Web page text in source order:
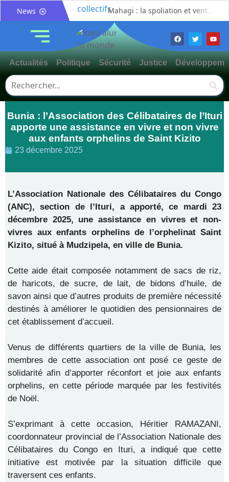
News
Mahagi : la spoliation et vente illicite des pâturages collectifs au cœur d’un débat sur les risques de conflits fonciers
Bunia : l’AIDAC-ASBL organise une prière d’action de grâce en l’honneur des finalistes musulmans admis à l’Examen d’État édition 2026
Bunia : des jeunes sensibilisés à la masculinité positive pour lutter contre les violences basées sur le genre
Ituri / Riposte contre Ebola : World Vision forme 50 leaders religieux à Bunia pour transformer la foi en actions contre Ebola
Djugu : l’ASADS et ALCAM sensibilisent près de 300 déplacés de Plaine Savo sur la protection des enfants et la cohésion sociale
Météo : une journée partiellement ensoleillée avec un risque d’orages ce vendredi à Bunia
Actualités Politique Sécurité Justice
Bunia : l’Association des Célibataires de l’Ituri
apporte une assistance en vivre et non vivre
aux enfants orphelins de Saint Kizito
23 décembre 2025
L’Association Nationale des Célibataires du Congo
(ANC), section de l’Ituri, a apporté, ce mardi 23
décembre 2025, une assistance en vivres et non-
vivres aux enfants orphelins de l’orphelinat Saint
Kizito, situé à Mudzipela, en ville de Bunia.
Cette aide était composée notamment de sacs de riz,
de haricots, de sucre, de lait, de bidons d’huile, de
savon ainsi que d’autres produits de première nécessité
destinés à améliorer le quotidien des pensionnaires de
cet établissement d’accueil.
Venus de différents quartiers de la ville de Bunia, les
membres de cette association ont posé ce geste de
solidarité afin d’apporter réconfort et joie aux enfants
orphelins, en cette période marquée par les festivités
de Noël.
S’exprimant à cette occasion, Héritier RAMAZANI,
coordonnateur provincial de l’Association Nationale des
Célibataires du Congo en Ituri, a indiqué que cette
initiative est motivée par la situation difficile que
traversent ces enfants.